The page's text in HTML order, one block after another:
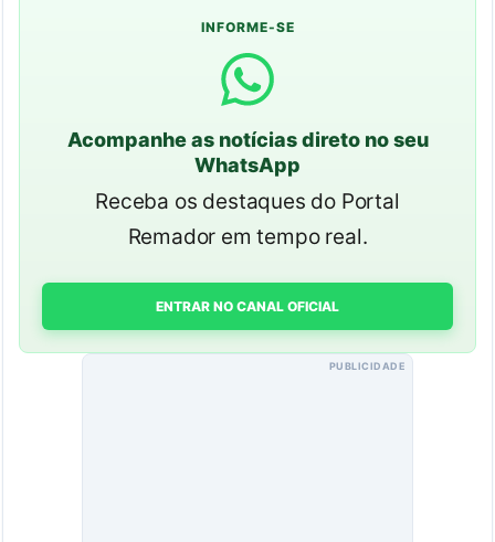
INFORME-SE
Acompanhe as notícias direto no seu
WhatsApp
Receba os destaques do Portal
Remador em tempo real.
ENTRAR NO CANAL OFICIAL
PUBLICIDADE